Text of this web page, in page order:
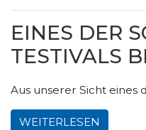
EINES DER
TESTIVALS
Aus unserer Sicht eines
WEITERLESEN